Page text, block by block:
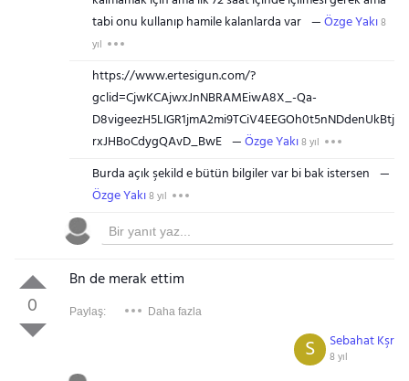
tabi onu kullanıp hamile kalanlarda var
Özge Yakı8
yıl
https://www.ertesigun.com/?
gclid=CjwKCAjwxJnNBRAMEiwA8X_-Qa-
D8vigeezH5LIGR1jmA2mi9TCiV4EEGOh0t5nNDdenUkBtj
rxJHBoCdygQAvD_BwE
Özge Yakı8 yıl
Burda açık şekild e bütün bilgiler var bi bak istersen
Özge Yakı8 yıl
0
Bn de merak ettim
Paylaş: Daha fazla
Sebahat Kşr
8 yıl
S